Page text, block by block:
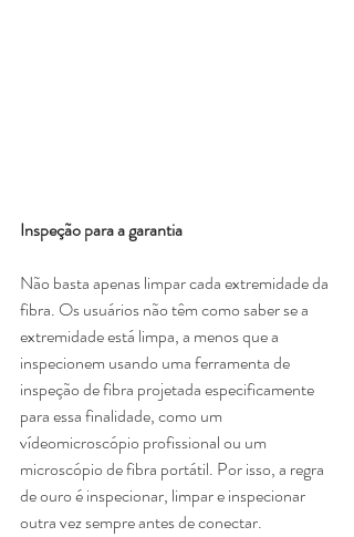
Inspeção para a garantia
Não basta apenas limpar cada extremidade da
fibra. Os usuários não têm como saber se a
extremidade está limpa, a menos que a
inspecionem usando uma ferramenta de
inspeção de fibra projetada especificamente
para essa finalidade, como um
vídeomicroscópio profissional ou um
microscópio de fibra portátil. Por isso, a regra
de ouro é inspecionar, limpar e inspecionar
outra vez sempre antes de conectar.